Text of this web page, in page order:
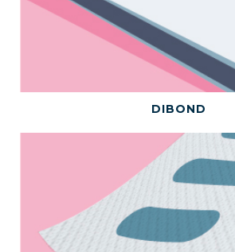
BEKIJK DIT PRODUCT
DIBOND